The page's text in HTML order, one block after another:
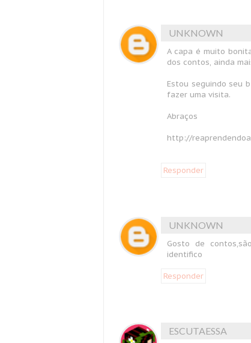
UNKNOWN
A capa é muito
dos contos, ainda
Estou seguindo seu
fazer uma visita.
Abraços
http://
Responder
UNKNOWN
Gosto de
identifico
Responder
ESCUTAESSA